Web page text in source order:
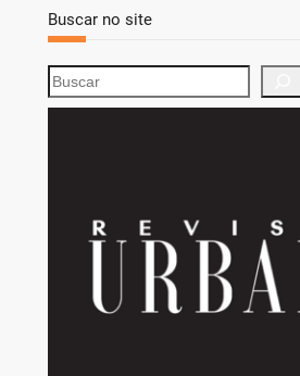
Buscar no site
S
e